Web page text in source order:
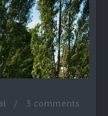
3 comments